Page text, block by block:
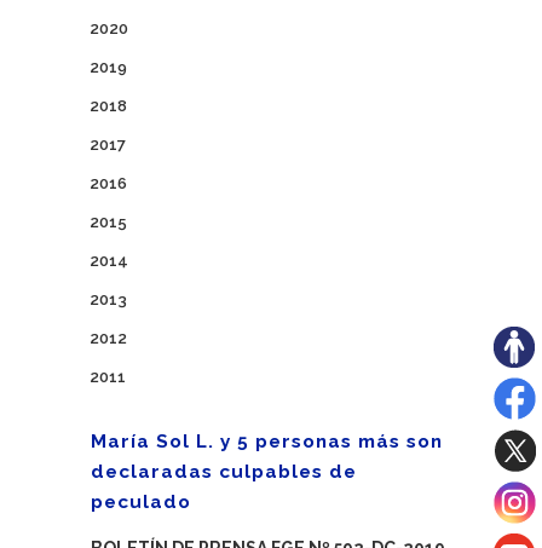
2020
2019
2018
2017
2016
2015
2014
2013
2012
2011
María Sol L. y 5 personas más son
declaradas culpables de
peculado